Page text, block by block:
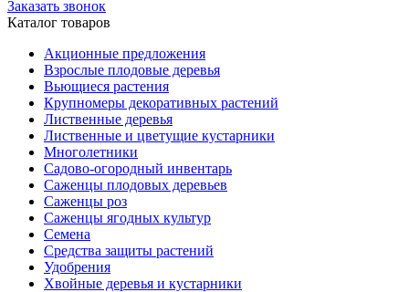
Заказать звонок
Каталог товаров
Акционные предложения
Взрослые плодовые деревья
Вьющиеся растения
Крупномеры декоративных растений
Лиственные деревья
Лиственные и цветущие кустарники
Многолетники
Садово-огородный инвентарь
Саженцы плодовых деревьев
Саженцы роз
Саженцы ягодных культур
Семена
Средства защиты растений
Удобрения
Хвойные деревья и кустарники